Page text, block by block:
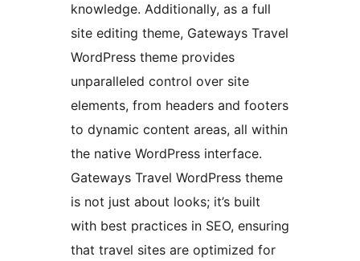
knowledge. Additionally, as a full
site editing theme, Gateways Travel
WordPress theme provides
unparalleled control over site
elements, from headers and footers
to dynamic content areas, all within
the native WordPress interface.
Gateways Travel WordPress theme
is not just about looks; it’s built
with best practices in SEO, ensuring
that travel sites are optimized for